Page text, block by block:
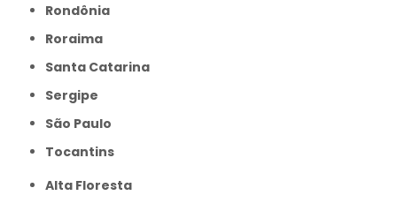
Rondônia
Roraima
Santa Catarina
Sergipe
São Paulo
Tocantins
Alta Floresta